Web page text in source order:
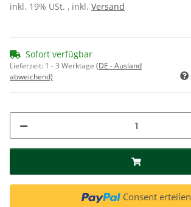
inkl. 19% USt. , inkl. Versand
Sofort verfügbar
Lieferzeit: 1 - 3 Werktage (DE - Ausland
abweichend)
Consent erteilen